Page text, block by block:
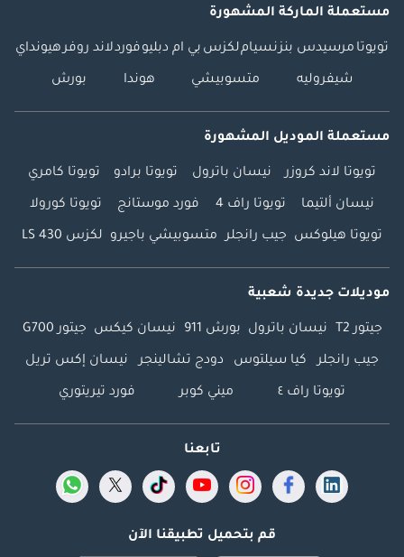
مستعملة الماركة المشهورة
تويوتا مرسيدس بنزنسياملكزس بي ام دبليوفوردلاند روفرهيونداي
شيفروليه متسوبيشي هوندا بورش
مستعملة الموديل المشهورة
تويوتا لاند كروزر نيسان باترول تويوتا برادو تويوتا كامري
نيسان ألتيما تويوتا راف 4 فورد موستانج تويوتا كورولا
تويوتا هيلوكس جيب رانجلر متسوبيشي باجيرو لكزس LS 430
موديلات جديدة شعبية
جيتور T2 نيسان باترول بورش 911 نيسان كيكس جيتور G700
جيب رانجلر كيا سيلتوس دودج تشالينجر نيسان إكس تريل
تويوتا راف ٤ ميني كوبر فورد تيريتوري
تابعنا
قم بتحميل تطبيقنا الآن